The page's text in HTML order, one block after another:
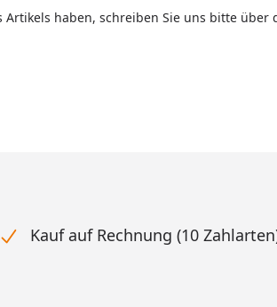
haben, schreiben Sie uns bitte über
Kauf auf Rechnung (10